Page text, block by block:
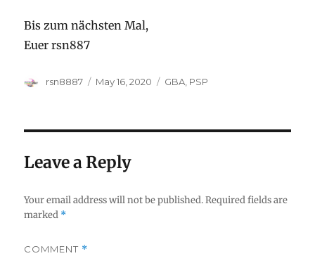
Bis zum nächsten Mal,
Euer rsn887
Author
rsn8887
Posted
May 16, 2020 Categories
GBA, PSP
Leave a Reply
Your email address will not be published. Required fields are
marked *
COMMENT *